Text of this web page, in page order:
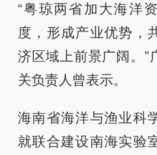
“粤琼两省加大海洋
度，形成产业优势，
济区域上前景广阔。”
关负责人曾表示。
海南省海洋与渔业科
就联合建设南海实验